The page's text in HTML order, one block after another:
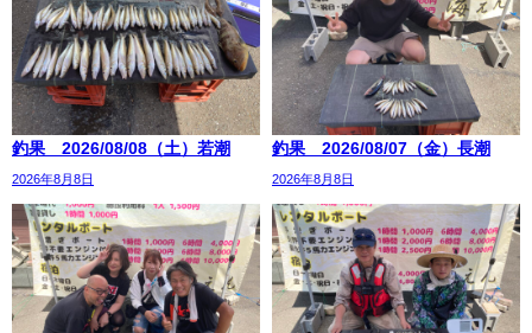
釣果 2026/08/08（土）若潮
2026年8月8日
釣果 2026/08/07（金）長潮
2026年8月8日